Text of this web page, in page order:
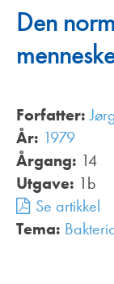
Den
Forfatter:
År: 1979
Årgang: 14
Utgave: 1b
Se artikkel
Tema: